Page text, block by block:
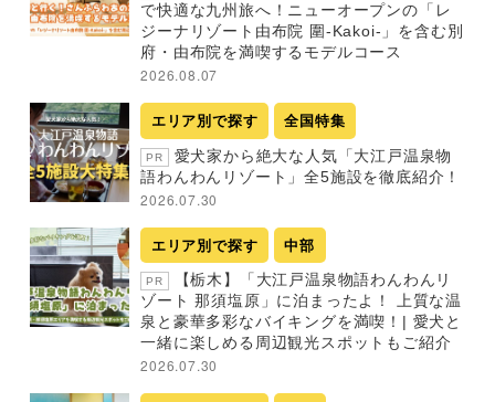
で快適な九州旅へ！ニューオープンの「レ
ジーナリゾート由布院 圍-Kakoi-」を含む別
府・由布院を満喫するモデルコース
2026.08.07
エリア別で探す 全国特集
PR
愛犬家から絶大な人気「大江戸温泉物
語わんわんリゾート」全5施設を徹底紹介！
2026.07.30
エリア別で探す 中部
PR
【栃木】「大江戸温泉物語わんわんリ
ゾート 那須塩原」に泊まったよ！ 上質な温
泉と豪華多彩なバイキングを満喫！| 愛犬と
一緒に楽しめる周辺観光スポットもご紹介
2026.07.30